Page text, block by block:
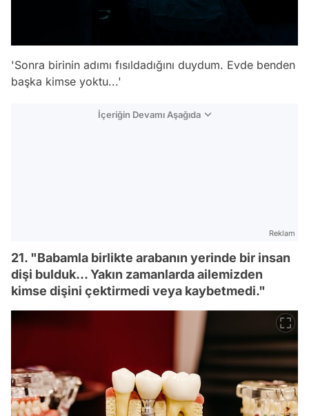
'Sonra birinin adımı fısıldadığını duydum. Evde benden
başka kimse yoktu...'
İçeriğin Devamı Aşağıda
Reklam
21. "Babamla birlikte arabanın yerinde bir insan
dişi bulduk... Yakın zamanlarda ailemizden
kimse dişini çektirmedi veya kaybetmedi."